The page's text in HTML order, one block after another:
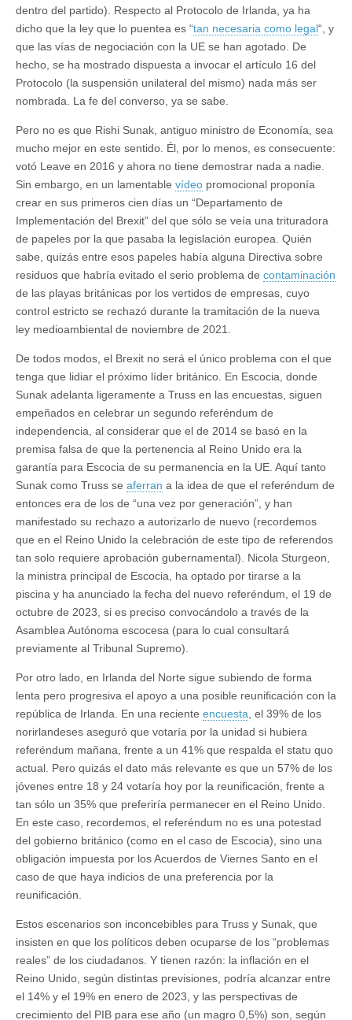
dentro del partido). Respecto al Protocolo de Irlanda, ya ha
dicho que la ley que lo puentea es “tan necesaria como legal“, y
que las vías de negociación con la UE se han agotado. De
hecho, se ha mostrado dispuesta a invocar el artículo 16 del
Protocolo (la suspensión unilateral del mismo) nada más ser
nombrada. La fe del converso, ya se sabe.
Pero no es que Rishi Sunak, antiguo ministro de Economía, sea
mucho mejor en este sentido. Él, por lo menos, es consecuente:
votó Leave en 2016 y ahora no tiene demostrar nada a nadie.
Sin embargo, en un lamentable vídeo promocional proponía
crear en sus primeros cien días un “Departamento de
Implementación del Brexit” del que sólo se veía una trituradora
de papeles por la que pasaba la legislación europea. Quién
sabe, quizás entre esos papeles había alguna Directiva sobre
residuos que habría evitado el serio problema de contaminación
de las playas británicas por los vertidos de empresas, cuyo
control estricto se rechazó durante la tramitación de la nueva
ley medioambiental de noviembre de 2021.
De todos modos, el Brexit no será el único problema con el que
tenga que lidiar el próximo líder británico. En Escocia, donde
Sunak adelanta ligeramente a Truss en las encuestas, siguen
empeñados en celebrar un segundo referéndum de
independencia, al considerar que el de 2014 se basó en la
premisa falsa de que la pertenencia al Reino Unido era la
garantía para Escocia de su permanencia en la UE. Aquí tanto
Sunak como Truss se aferran a la idea de que el referéndum de
entonces era de los de “una vez por generación”, y han
manifestado su rechazo a autorizarlo de nuevo (recordemos
que en el Reino Unido la celebración de este tipo de referendos
tan solo requiere aprobación gubernamental). Nicola Sturgeon,
la ministra principal de Escocia, ha optado por tirarse a la
piscina y ha anunciado la fecha del nuevo referéndum, el 19 de
octubre de 2023, si es preciso convocándolo a través de la
Asamblea Autónoma escocesa (para lo cual consultará
previamente al Tribunal Supremo).
Por otro lado, en Irlanda del Norte sigue subiendo de forma
lenta pero progresiva el apoyo a una posible reunificación con la
república de Irlanda. En una reciente encuesta , el 39% de los
norirlandeses aseguró que votaría por la unidad si hubiera
referéndum mañana, frente a un 41% que respalda el statu quo
actual. Pero quizás el dato más relevante es que un 57% de los
jóvenes entre 18 y 24 votaría hoy por la reunificación, frente a
tan sólo un 35% que preferiría permanecer en el Reino Unido.
En este caso, recordemos, el referéndum no es una potestad
del gobierno británico (como en el caso de Escocia), sino una
obligación impuesta por los Acuerdos de Viernes Santo en el
caso de que haya indicios de una preferencia por la
reunificación.
Estos escenarios son inconcebibles para Truss y Sunak, que
insisten en que los políticos deben ocuparse de los “problemas
reales” de los ciudadanos. Y tienen razón: la inflación en el
Reino Unido, según distintas previsiones, podría alcanzar entre
el 14% y el 19% en enero de 2023, y las perspectivas de
crecimiento del PIB para ese año (un magro 0,5%) son, según